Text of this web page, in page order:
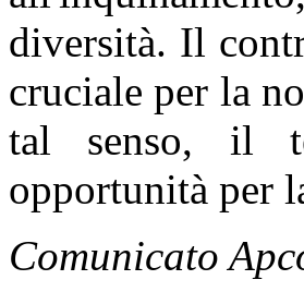
diversità. Il
cruciale per la
tal senso, il
opportunità per
Comunicato